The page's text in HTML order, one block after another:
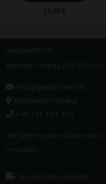
12,00 €
GanjaFarmer.de
Montag - Freitag / 08:00 -
info@ganjafarmer.de
Weltweiter Versand
+48 731 111 420
Wir liefern unsere Samen seit
vertrauen.
Versand und Lieferung